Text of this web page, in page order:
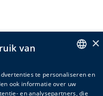
Accessoires
DUTCH
×
van
te personaliseren en
ook informatie over uw
en analysepartners, die